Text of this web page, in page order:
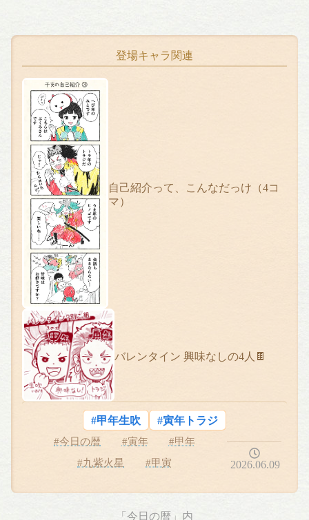
登場キャラ関連
自己紹介って、こんなだっけ（4コ
マ）
バレンタイン 興味なしの4人🍫
#甲年生吹
#寅年トラジ
#今日の暦
#寅年
#甲年
#九紫火星
#甲寅 2026.06.09
「今日の暦」内